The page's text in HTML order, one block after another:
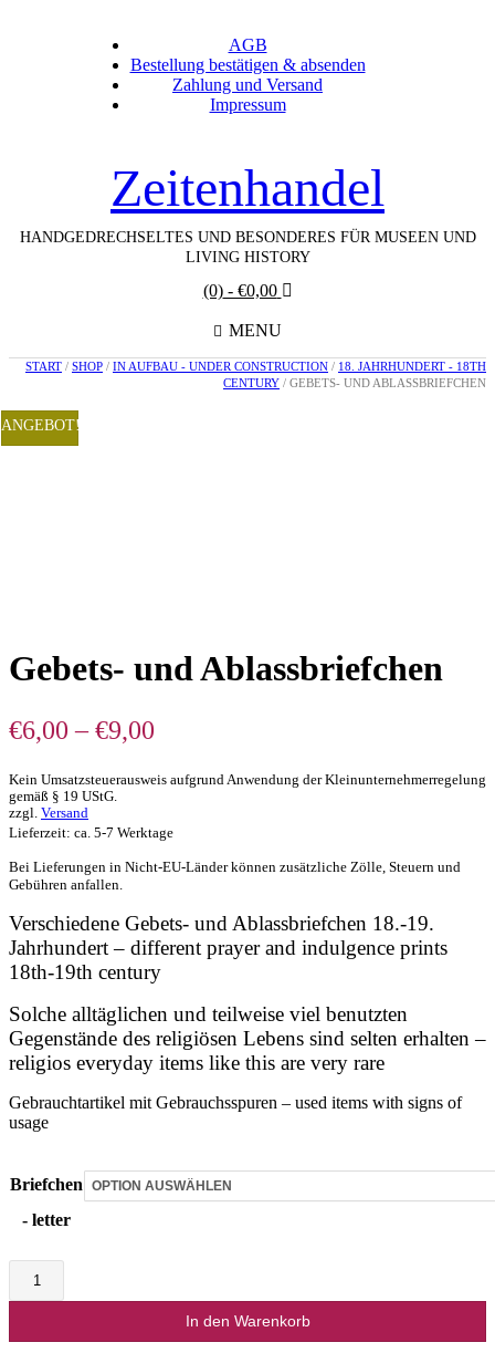
AGB
Bestellung bestätigen & absenden
Zahlung und Versand
Impressum
Zeitenhandel
HANDGEDRECHSELTES UND BESONDERES FÜR MUSEEN UND
LIVING HISTORY
(0)- €0,00
MENU
START / SHOP / IN AUFBAU - UNDER CONSTRUCTION / 18. JAHRHUNDERT - 18TH
CENTURY / GEBETS- UND ABLASSBRIEFCHEN
ANGEBOT!
Gebets- und Ablassbriefchen
€6,00 –€9,00
bis
Kein Umsatzsteuerausweis aufgrund Anwendung der Kleinunternehmerregelung
gemäß § 19 UStG.
zzgl. Versand
Lieferzeit: ca. 5-7 Werktage
Bei Lieferungen in Nicht-EU-Länder können zusätzliche Zölle, Steuern und
Gebühren anfallen.
Verschiedene Gebets- und Ablassbriefchen 18.-19.
Jahrhundert – different prayer and indulgence prints
18th-19th century
Solche alltäglichen und teilweise viel benutzten
Gegenstände des religiösen Lebens sind selten erhalten –
religios everyday items like this are very rare
Gebrauchtartikel mit Gebrauchsspuren – used items with signs of
usage
Briefchen
- letter
Gebets-
Menge
In den Warenkorb